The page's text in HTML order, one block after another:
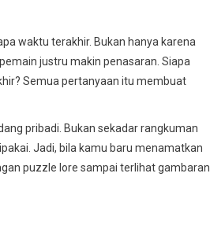
waktu terakhir. Bukan hanya karena
justru makin penasaran. Siapa
Semua pertanyaan itu membuat
pribadi. Bukan sekadar rangkuman
Jadi, bila kamu baru menamatkan
puzzle lore sampai terlihat gambaran